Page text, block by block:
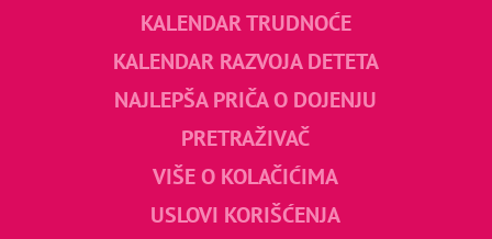
KALENDAR TRUDNOĆE
KALENDAR RAZVOJA DETETA
NAJLEPŠA PRIČA O DOJENJU
PRETRAŽIVAČ
VIŠE O KOLAČIĆIMA
USLOVI KORIŠĆENJA